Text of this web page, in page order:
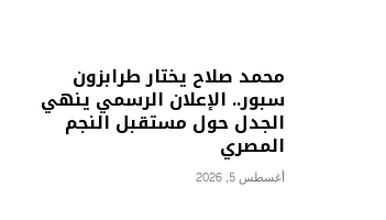
محمد صلاح يختار طرابزون
سبور.. الإعلان الرسمي ينهي
الجدل حول مستقبل النجم
المصري
أغسطس 5, 2026